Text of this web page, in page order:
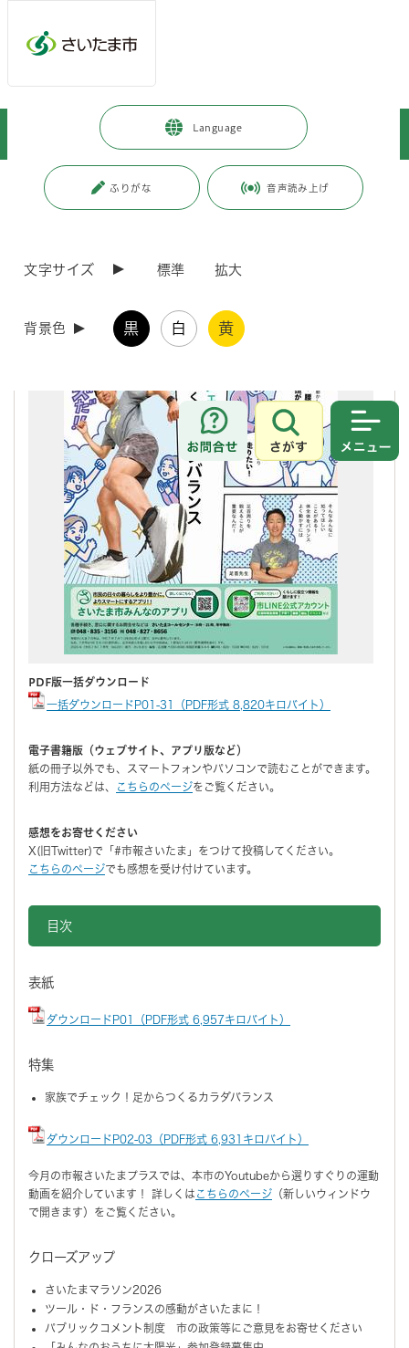
Language
ふりがな 音声読み上げ
文字サイズ 標準 拡大
背景色 黒 白 黄
お問合せ
さがす
市政情報 広報・報道 > 市報さいたま
以前の市報さいたま
更新日付：2025年6月28日 / ページ番号：C122284
PDF版一括ダウンロード
一括ダウンロードP01-31（PDF形式 8,820キロバイト）
電子書籍版（ウェブサイト、アプリ版など）
紙の冊子以外でも、スマートフォンやパソコンで読むことができます。
利用方法などは、
こちらのページをご覧ください。
感想をお寄せください
X(旧Twitter)で「#市報さいたま」をつけて投稿してください。
こちらのページでも感想を受け付けています。
目次
表紙
ダウンロードP01（PDF形式 6,957キロバイト）
特集
家族でチェック！足からつくるカラダバランス
ダウンロードP02-03（PDF形式 6,931キロバイト）
今月の市報さいたまプラスでは、本市のYoutubeから選りすぐりの運動
動画を紹介しています！ 詳しくは こちらのページ （新しいウィンドウ
で開きます）をご覧ください。
クローズアップ
さいたまマラソン2026
ツール・ド・フランスの感動がさいたまに！
パブリックコメント制度 市の政策等にご意見をお寄せください